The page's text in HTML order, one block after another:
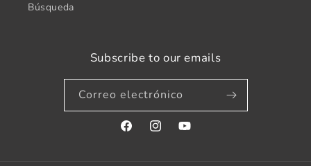
Búsqueda
Subscribe to our emails
Correo electrónico
FacebookInstagramYouTube